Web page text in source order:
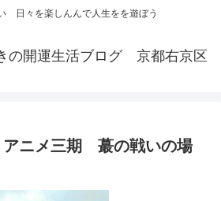
日々を楽しんんで人生をを遊ぼう
の開運生活ブログ 京都右京区
アニメ三期 蕞の戦いの場